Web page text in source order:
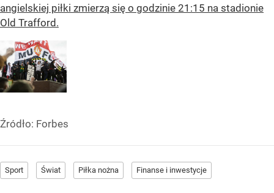
angielskiej piłki zmierzą się o godzinie 21:15 na stadionie
Old Trafford.
Źródło: Forbes
Sport Świat Piłka nożna Finanse i inwestycje